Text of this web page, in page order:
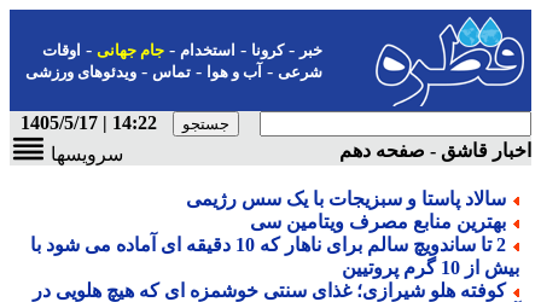
-کرونا-استخدام- جام جهانی-اوقات
شرعی-آب و هوا-تماس-ویدئوهای ورزشی
14:22 | 1405/5/17
قاشق - صفحه دهم
سرویسها
سالاد پاستا و سبزیجات با یک سس رژیمی
بهترین منابع مصرف ویتامین سی
2 تا ساندویچ سالم برای ناهار که 10 دقیقه ای آماده می شود با
10 گرم پروتیین
کوفته هلو شیرازی؛ غذای سنتی خوشمزه ای که هیچ هلویی در